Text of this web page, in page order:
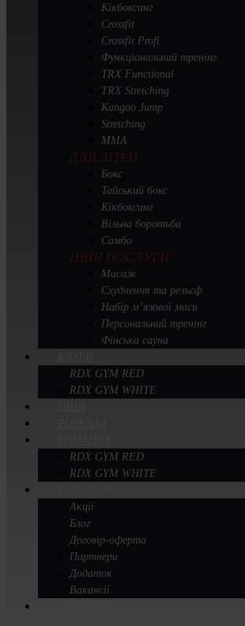
Кікбоксинг
Crossfit
Crossfit Profi
Функціональний тренінг
TRX Functional
TRX Stretching
Kangoo Jump
Stretching
MMA
ДЛЯ ДІТЕЙ
Бокс
Тайський бокс
Кікбоксинг
Вільна боротьба
Самбо
ІНШІ ПОСЛУГИ
Масаж
Схуднення та рельєф
Набір м’язової маси
Персональний тренінг
Фінська сауна
RDX GYM RED
RDX GYM WHITE
RDX GYM RED
RDX GYM WHITE
Акції
Блог
Договір-оферта
Партнери
Додаток
Вакансії